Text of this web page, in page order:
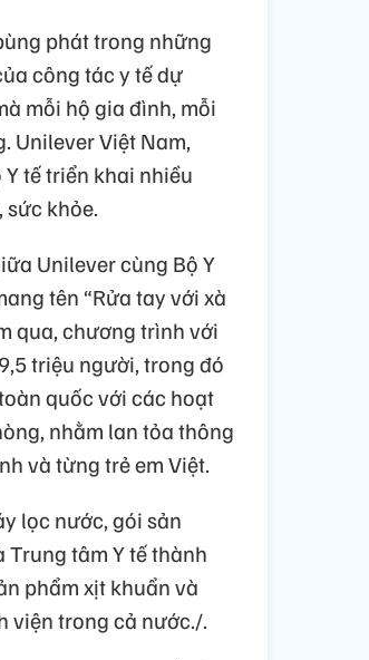
phát trong những
công tác y tế dự
mỗi hộ gia đình, mỗi
Unilever Việt Nam,
tế triển khai nhiều
khỏe.
Unilever cùng Bộ Y
tên “Rửa tay với xà
qua, chương trình với
triệu người, trong đó
quốc với các hoạt
nhằm lan tỏa thông
và từng trẻ em Việt.
lọc nước, gói sản
tâm Y tế thành
phẩm xịt khuẩn và
viện trong cả nước./.